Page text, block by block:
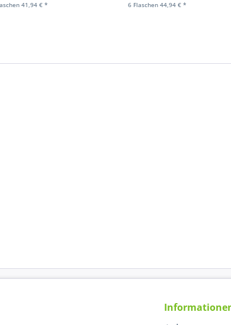
41,94 € * 6 Flaschen 44,94 € *